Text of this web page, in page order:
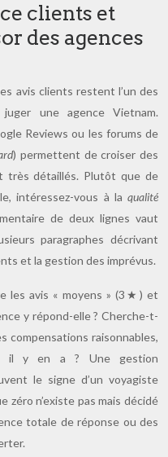
clients et
des agences
avis clients restent l’un des
une agence Vietnam.
Reviews ou les forums de
) permettent de croiser des
très détaillés. Plutôt que de
intéressez-vous à la qualité
de deux lignes vaut
paragraphes décrivant
et la gestion des imprévus.
les avis « moyens » (3★) et
y répond-elle ? Cherche-t-
compensations raisonnables,
il y en a ? Une gestion
le signe d’un voyagiste
zéro n’existe pas mais décidé
totale de réponse ou des